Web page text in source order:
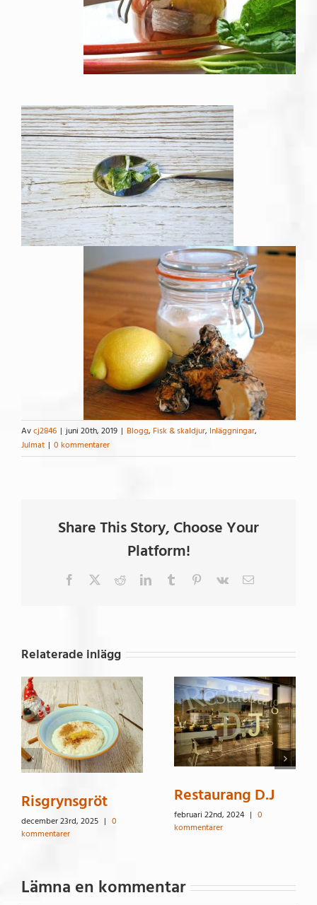
Avcj2846 | juni 20th, 2019 | Blogg, Fisk & skaldjur, Inläggningar,
Julmat | 0 kommentarer
Share This Story, Choose Your
Platform!
Facebook RedditLinkedInTumblr Pinterest
Vk
E-
Relaterade inlägg
Risgrynsgröt
december 23rd, 2025 | 0
kommentarer
Restaurang D.J
februari 22nd, 2024 | 0
kommentarer
Lämna en kommentar